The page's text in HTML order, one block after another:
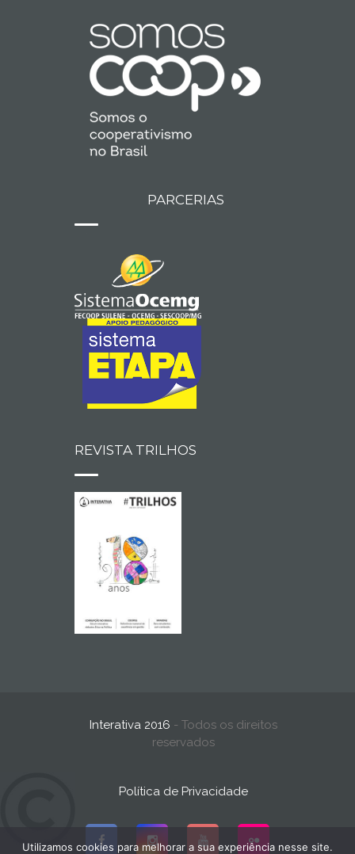
PARCERIAS
REVISTA TRILHOS
Interativa 2016 - Todos os direitos
reservados
Política de Privacidade
Utilizamos cookies para melhorar a sua experiência nesse site.